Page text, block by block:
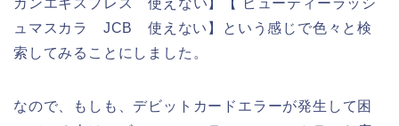
ュマスカラ JCB 使えない】という感じで色々と検
索してみることにしました。
なので、もしも、デビットカードエラーが発生して困